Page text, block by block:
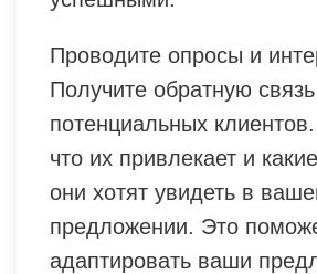
Проводите опросы и
Получите обратную
потенциальных
что их привлекает и
они хотят увидеть в
предложении. Это
адаптировать ваши